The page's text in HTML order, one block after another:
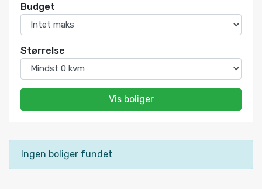
Budget
Størrelse
Vis boliger
Ingen boliger fundet